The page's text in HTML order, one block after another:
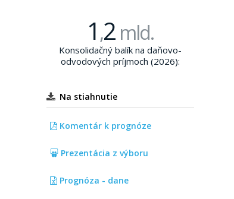
1,2 mld.
Konsolidačný balík na daňovo-
odvodových príjmoch (2026):
Na stiahnutie
Komentár k prognóze
Prezentácia z výboru
Prognóza - dane